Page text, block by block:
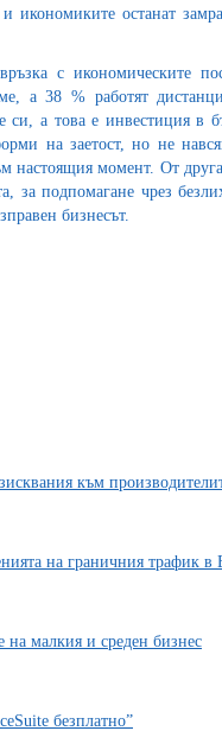
икономиките останат
с икономическите
а 38 % работят
си, а това е инвестиция в
на заетост, но не
настоящия момент. От
за подпомагане чрез
бизнесът.
към
на граничния трафик в
на малкия и среден бизнес
безплатно”